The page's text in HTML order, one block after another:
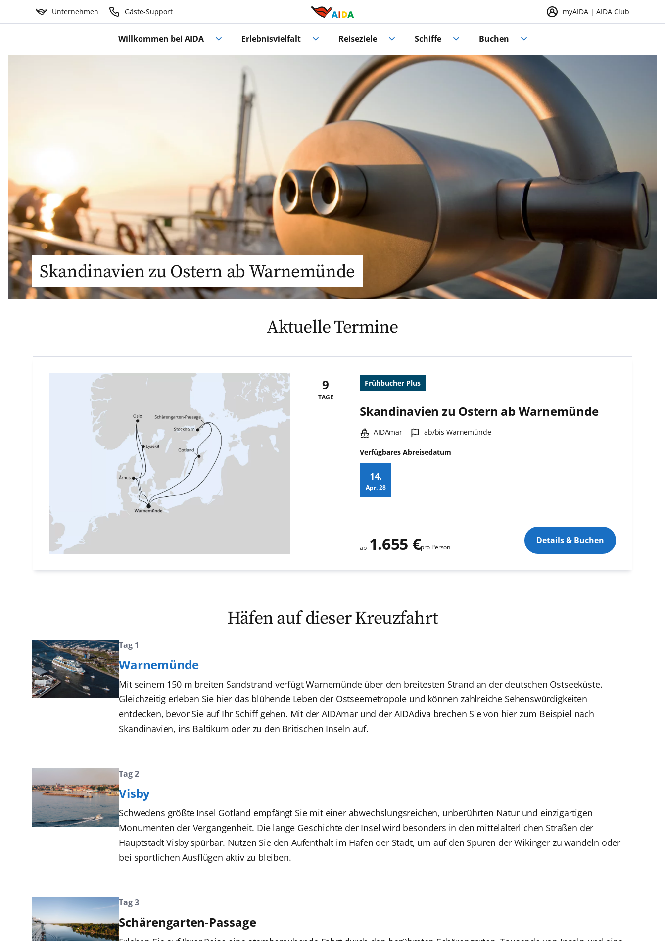
Unternehmen Gäste-Support myAIDA | AIDA Club
Willkommen bei AIDA Erlebnisvielfalt Reiseziele Schiffe Buchen
Skandinavien zu Ostern ab Warnemünde
Aktuelle Termine
Frühbucher Plus
Skandinavien zu Ostern ab Warnemünde
Schiff:
AIDAmar Hafen:
ab/bis Warnemünde
Verfügbares Abreisedatum
14.
Apr. 28
Reisedauer:
9
TAGE
ab 1.655 €pro Person
Details & Buchen
Häfen auf dieser Kreuzfahrt
Tag 1
Warnemünde
Mit seinem 150 m breiten Sandstrand verfügt Warnemünde über den breitesten Strand an der deutschen Ostseeküste.
Gleichzeitig erleben Sie hier das blühende Leben der Ostseemetropole und können zahlreiche Sehenswürdigkeiten
entdecken, bevor Sie auf Ihr Schiff gehen. Mit der AIDAmar und der AIDAdiva brechen Sie von hier zum Beispiel nach
Skandinavien, ins Baltikum oder zu den Britischen Inseln auf.
Tag 2
Visby
Schwedens größte Insel Gotland empfängt Sie mit einer abwechslungsreichen, unberührten Natur und einzigartigen
Monumenten der Vergangenheit. Die lange Geschichte der Insel wird besonders in den mittelalterlichen Straßen der
Hauptstadt Visby spürbar. Nutzen Sie den Aufenthalt im Hafen der Stadt, um auf den Spuren der Wikinger zu wandeln oder
bei sportlichen Ausflügen aktiv zu bleiben.
Tag 3
Schärengarten-Passage